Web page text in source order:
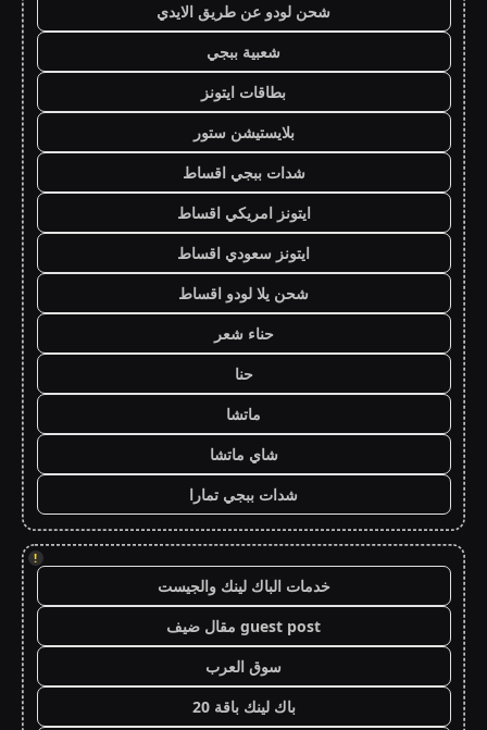
شحن لودو عن طريق الايدي
شعبية ببجي
بطاقات ايتونز
بلايستيشن ستور
شدات ببجي اقساط
ايتونز امريكي اقساط
ايتونز سعودي اقساط
شحن يلا لودو اقساط
حناء شعر
حنا
ماتشا
شاي ماتشا
شدات ببجي تمارا
!
خدمات الباك لينك والجيست
guest post مقال ضيف
سوق العرب
باك لينك باقة 20